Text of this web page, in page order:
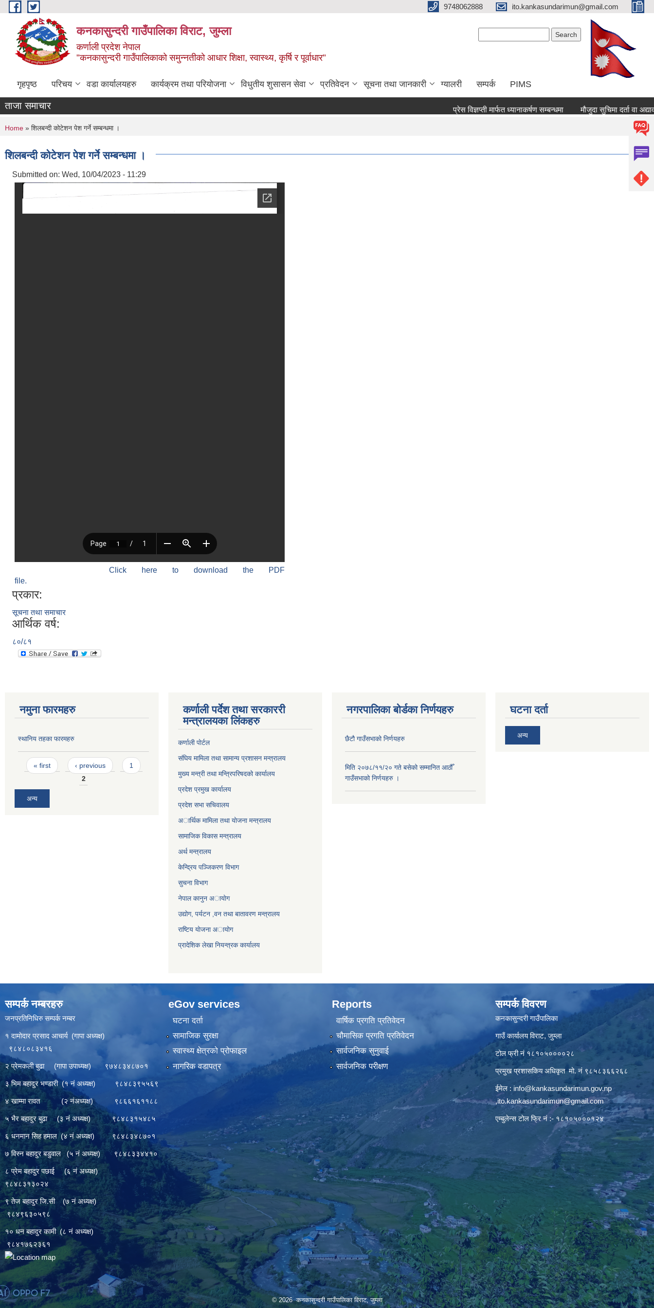
Skip to main content 9748062888 ito.kankasundarimun@gmail.com
कनकासुन्दरी गाउँपालिका विराट, जुम्ला
कर्णाली प्रदेश नेपाल
"कनकासुन्दरी गाउँपालिकाको समुन्नतीको आधार शिक्षा, स्वास्थ्य, कृर्षि र पूर्वाधार"
गृहपृष्ठ परिचय वडा कार्यालयहरु कार्यक्रम तथा परियोजना विधुतीय शुसासन सेवा प्रतिवेदन सूचना तथा जानकारी ग्यालरी सम्पर्क PIMS
ताजा समाचार प्रेस विज्ञप्ती मार्फत ध्यानाकर्षण सम्बन्धमा मौजुदा सुचिमा दर्ता वा अद्यावधिक
You are here
Home » शिलबन्दी कोटेशन पेश गर्ने सम्बन्धमा ।
शिलबन्दी कोटेशन पेश गर्ने सम्बन्धमा ।
Submitted on: Wed, 10/04/2023 - 11:29
Click here to download the PDF
file.
प्रकार:
सूचना तथा समाचार
आर्थिक वर्ष:
८०/८१
नमुना फारमहरु
स्थानिय तहका फारमहरु
Pages
« first ‹ previous
1
2
अन्य
कर्णाली पर्देश तथा सरकाररी
मन्त्रालयका लिंकहरु
कर्णाली पाेर्टल
संघिय मामिला तथा सामान्य प्रशासन मन्त्रालय
मुख्य मन्त्री तथा मन्त्रिपरिषदको कार्यालय
प्रदेश प्रमुख कार्यालय
प्रदेश सभा सचिवालय
अार्थिक मामिला तथा याेजना मन्त्रालय
सामाजिक विकास मन्त्रालय
अर्थ मन्त्रालय
केन्द्रिय पञ्जिकरण विभाग
सुचना विभाग
नेपाल कानुन अायाेग
उद्योग, पर्यटन ,वन तथा बातावरण मन्त्रालय
राष्टिय याेजना अायोग
प्रादेशिक लेखा नियन्त्रक कार्यालय
नगरपालिका बोर्डका निर्णयहरु
छैटौ गाउँसभाको निर्णयहरु
मिति २०७८/११/२० गते बसेको सम्मानित आठौँ
गाउँसभाको निर्णयहरु ।
घटना दर्ता
अन्य
सम्पर्क नम्बरहरु
जनप्रतिनिधिरु सम्पर्क नम्बर
१ दामोदार प्रसाद आचार्य (गापा अध्यक्ष)
९८४८०८३४१६
२ प्रेमकली बुढा (गापा उपाध्यक्ष) ९७४८३४८७०१
३ भिम बहादुर भण्डारी (१ नं अध्यक्ष) ९८४८३९५५६९
४ खाम्मा रावत (२ नंअध्यक्ष) ९८६६१६११८८
५ भैर बहादुर बुढा (३ नं अध्यक्ष) ९८४८३१५४८५
६ धनमान सिह हमाल (४ नं अध्यक्ष) ९८४८३४८७०१
७ विस्न बहादुर बडुवाल (५ नं अध्यक्ष) ९८४८३३४४१०
८ प्रेम बहादुर पछाई (६ नं अध्यक्ष)
९८४८३१३०२४
९ तेज बहादुर जि.सी (७ नं अध्यक्ष)
९८४९६३०५९८
१० धन बहादुर कामी (८ नं अध्यक्ष)
९८४१७६२३६१
eGov services
घटना दर्ता
सामाजिक सुरक्षा
स्वास्थ्य क्षेत्रको प्रोफाइल
नागरिक वडापत्र
Reports
वार्षिक प्रगति प्रतिवेदन
चौमासिक प्रगति प्रतिवेदन
सार्वजनिक सुनुवाई
सार्वजनिक परीक्षण
सम्पर्क विवरण
कनकासुन्दरी गाउँपालिका
गाउँ कार्यालय विराट, जुम्ला
टोल फ्री नं १८१०५००००२८
प्रमुख प्रशासकिय अधिकृत मो. नं ९८५८३६६२६८
ईमेल : info@kankasundarimun.gov.np
,ito.kankasundarimun@gmail.com
एम्बुलेन्स टोल फ्रि नं :- १८१०५०००१२४
© 2026 कनकासुन्दरी गाउँपालिका विराट, जुम्ला